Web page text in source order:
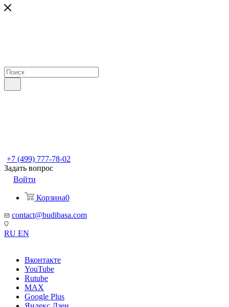
+7 (499) 777-78-02
Задать вопрос
Войти
Корзина0
contact@budibasa.com
RU EN
Вконтакте
YouTube
Rutube
MAX
Google Plus